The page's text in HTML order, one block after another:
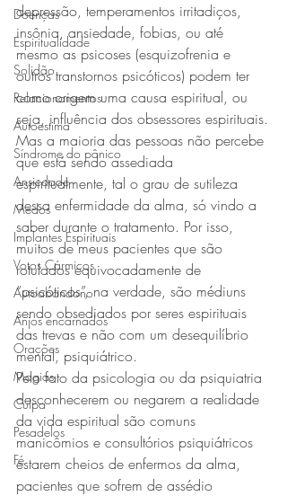
Doenças
Espiritualidade
Solidão
Relacionamentos
Autoestima
Síndrome do pânico
Ansiedade
Medos
Implantes Espirituais
Votos Cármicos
Autoabandono
Anjos encarnados
Orações
Magias
Culpa
Pesadelos
Fé
depressão, temperamentos irritadiços,
insônia, ansiedade, fobias, ou até
mesmo as psicoses (esquizofrenia e
outros transtornos psicóticos) podem ter
como origem uma causa espiritual, ou
seja, influência dos obsessores espirituais.
Mas a maioria das pessoas não percebe
que está sendo assediada
espiritualmente, tal o grau de sutileza
dessa enfermidade da alma, só vindo a
saber durante o tratamento. Por isso,
muitos de meus pacientes que são
rotulados equivocadamente de
“psicóticos”, na verdade, são médiuns
sendo obsediados por seres espirituais
das trevas e não com um desequilíbrio
mental, psiquiátrico.
Pelo fato da psicologia ou da psiquiatria
desconhecerem ou negarem a realidade
da vida espiritual são comuns
manicômios e consultórios psiquiátricos
estarem cheios de enfermos da alma,
pacientes que sofrem de assédio